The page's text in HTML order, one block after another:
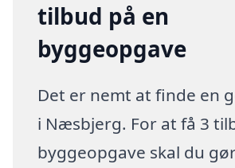
tilbud på en
byggeopgave
Det er nemt at finde en
i Næsbjerg. For at få 3
byggeopgave skal du